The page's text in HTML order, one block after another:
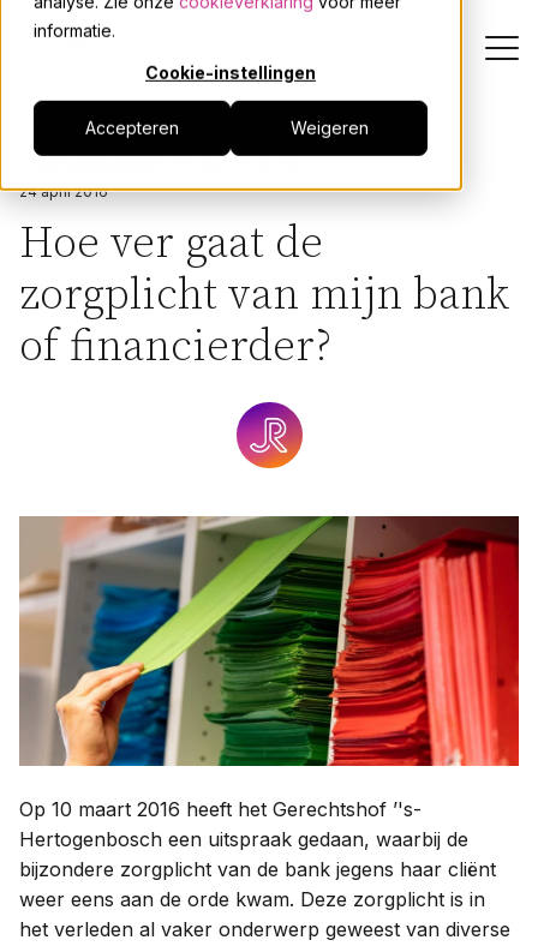
informatie.
Cookie-instellingen
Accepteren Weigeren
Dienstverlening
Onze mensen
Actueel
Over JPR
Contact
Taal:
24 april 2016
Hoe ver gaat de
zorgplicht van mijn bank
of financierder?
Op 10 maart 2016 heeft het Gerechtshof ’'s-
Hertogenbosch een uitspraak gedaan, waarbij de
bijzondere zorgplicht van de bank jegens haar cliënt
weer eens aan de orde kwam. Deze zorgplicht is in
het verleden al vaker onderwerp geweest van diverse